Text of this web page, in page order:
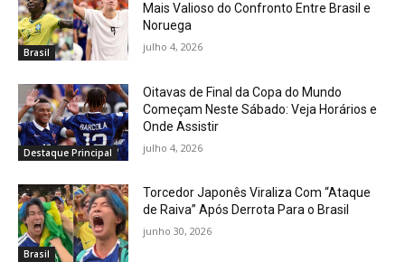
Brasil
Mais Valioso do Confronto Entre Brasil e
Noruega
julho 4, 2026
Destaque Principal
Oitavas de Final da Copa do Mundo
Começam Neste Sábado: Veja Horários e
Onde Assistir
julho 4, 2026
Brasil
Torcedor Japonês Viraliza Com “Ataque
de Raiva” Após Derrota Para o Brasil
junho 30, 2026